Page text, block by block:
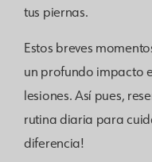
tus piernas.
Estos breves
un profundo impacto
lesiones. Así pues,
rutina diaria para
diferencia!